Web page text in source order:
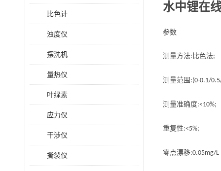
比色计
浊度仪
摆洗机
量热仪
叶绿素
应力仪
干涉仪
撕裂仪
水中锂在
参数
测量方法: 比色法;
测量范围 :(0-0.1/
测量准确度:<10%;
重复性:<5%;
零点漂移:0.05mg/L